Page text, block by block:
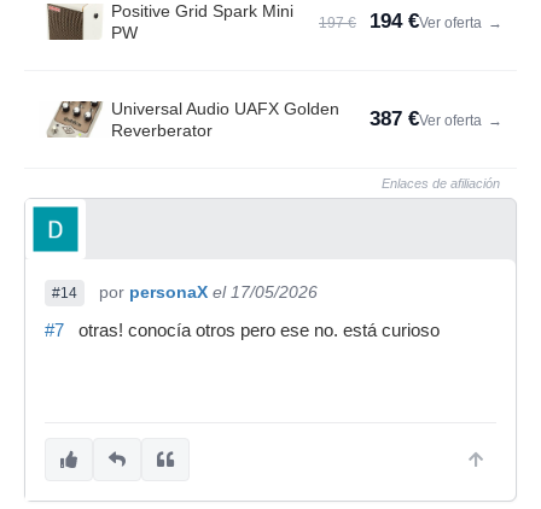
Positive Grid Spark Mini
PW
197 € 194 €Ver oferta →
Universal Audio UAFX Golden
Reverberator
387 €Ver oferta →
Enlaces de afiliación
#14 por personaX el 17/05/2026
#7 otras! conocía otros pero ese no. está curioso